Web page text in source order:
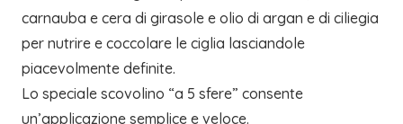
carnauba e cera di girasole e olio di argan e di ciliegia
per nutrire e coccolare le ciglia lasciandole
piacevolmente definite.
Lo speciale scovolino “a 5 sfere” consente
un’applicazione semplice e veloce.